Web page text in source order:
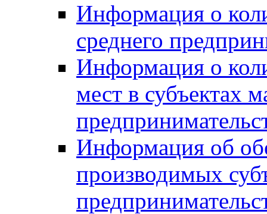
Информация о
среднего
Информация о
мест в субъектах
Информация об
производимых